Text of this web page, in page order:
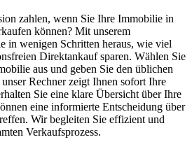
zahlen, wenn Sie Ihre Immobilie in
können? Mit unserem
in wenigen Schritten heraus, wie viel
Direktankauf sparen. Wählen Sie
aus und geben Sie den üblichen
Rechner zeigt Ihnen sofort Ihre
Sie eine klare Übersicht über Ihre
eine informierte Entscheidung über
Wir begleiten Sie effizient und
Verkaufsprozess.